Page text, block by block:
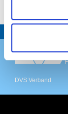
DVS Verband